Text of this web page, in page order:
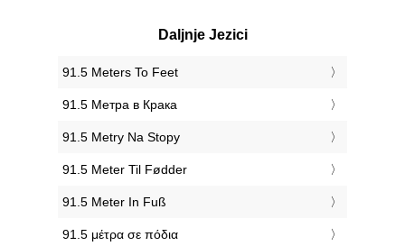
Daljnje Jezici
‎91.5 Meters To Feet
‎91.5 Метра в Крака
‎91.5 Metry Na Stopy
‎91.5 Meter Til Fødder
‎91.5 Meter In Fuß
‎91.5 μέτρα σε πόδια